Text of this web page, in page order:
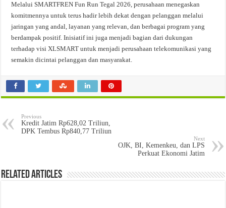
Melalui SMARTFREN Fun Run Tegal 2026, perusahaan menegaskan
komitmennya untuk terus hadir lebih dekat dengan pelanggan melalui
jaringan yang andal, layanan yang relevan, dan berbagai program yang
berdampak positif. Inisiatif ini juga menjadi bagian dari dukungan
terhadap visi XLSMART untuk menjadi perusahaan telekomunikasi yang
semakin dicintai pelanggan dan masyarakat.
Previous
Kredit Jatim Rp628,02 Triliun,
DPK Tembus Rp840,77 Triliun
Next
OJK, BI, Kemenkeu, dan LPS
Perkuat Ekonomi Jatim
Related Articles